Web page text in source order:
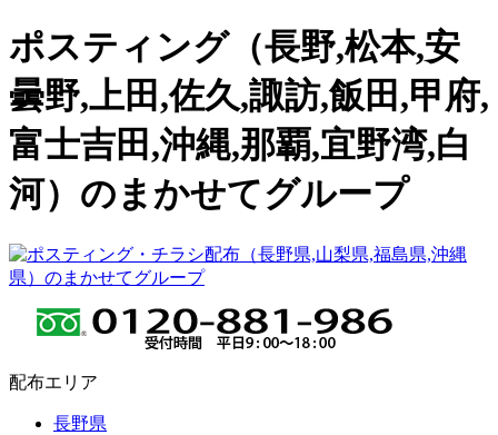
ポスティング（長野,松本,安
曇野,上田,佐久,諏訪,飯田,甲府,
富士吉田,沖縄,那覇,宜野湾,白
河）のまかせてグループ
配布エリア
長野県